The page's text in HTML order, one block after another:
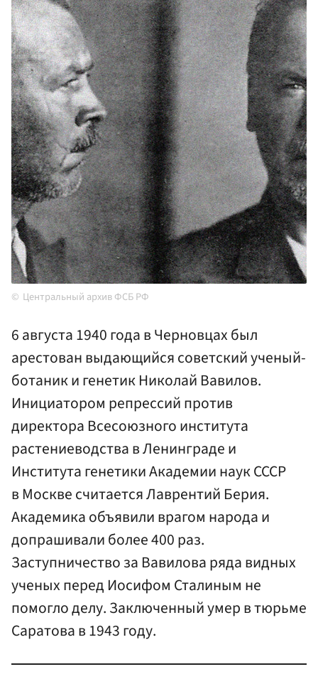
Центральный архив ФСБ РФ
6 августа 1940 года в Черновцах был
арестован выдающийся советский ученый-
ботаник и генетик Николай Вавилов.
Инициатором репрессий против
директора Всесоюзного института
растениеводства в Ленинграде и
Института генетики Академии наук СССР
в Москве считается Лаврентий Берия.
Академика объявили врагом народа и
допрашивали более 400 раз.
Заступничество за Вавилова ряда видных
ученых перед Иосифом Сталиным не
помогло делу. Заключенный умер в тюрьме
Саратова в 1943 году.